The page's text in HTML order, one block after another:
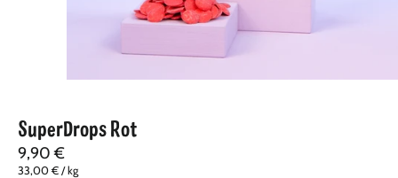
SuperDrops Rot
9,90 €
33,00 € / kg